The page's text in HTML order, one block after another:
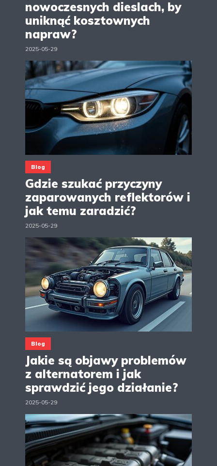
nowoczesnych dieslach, by
uniknąć kosztownych
napraw?
2025-05-29
Blog
Gdzie szukać przyczyny
zaparowanych reflektorów i
jak temu zaradzić?
2025-05-29
Blog
Jakie są objawy problemów
z alternatorem i jak
sprawdzić jego działanie?
2025-05-29